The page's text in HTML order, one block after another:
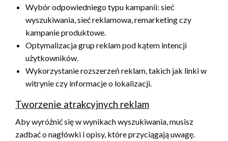
Wybór odpowiedniego typu kampanii: sieć
wyszukiwania, sieć reklamowa, remarketing czy
kampanie produktowe.
Optymalizacja grup reklam pod kątem intencji
użytkowników.
Wykorzystanie rozszerzeń reklam, takich jak linki w
witrynie czy informacje o lokalizacji.
Tworzenie atrakcyjnych reklam
Aby wyróżnić się w wynikach wyszukiwania, musisz
zadbać o nagłówki i opisy, które przyciągają uwagę.